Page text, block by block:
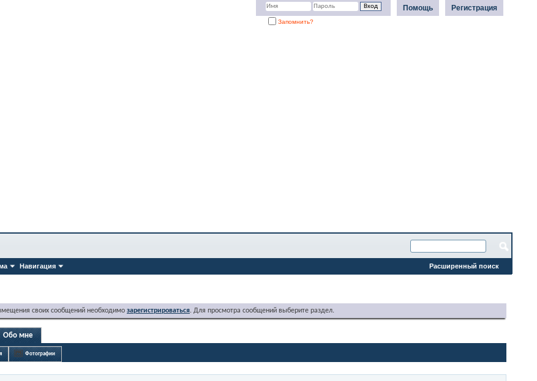
Регистрация
Помощь
Запомнить?
Навигация Расширенный поиск
своих сообщений необходимо зарегистрироваться. Для просмотра сообщений выберите раздел.
Обо мне
Фотографии